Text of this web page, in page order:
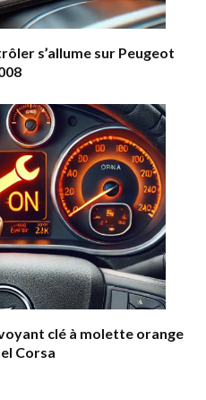
s’allume sur Peugeot
clé à molette orange
Corsa